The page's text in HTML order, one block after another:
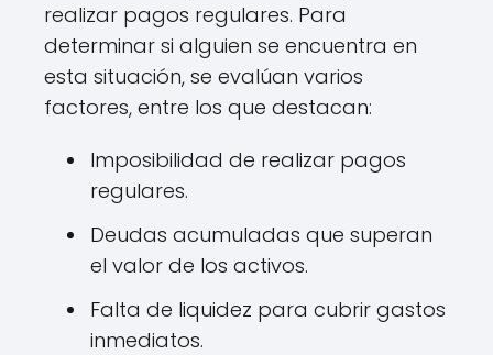
realizar pagos regulares. Para
determinar si alguien se encuentra en
esta situación, se evalúan varios
factores, entre los que destacan:
Imposibilidad de realizar pagos
regulares.
Deudas acumuladas que superan
el valor de los activos.
Falta de liquidez para cubrir gastos
inmediatos.